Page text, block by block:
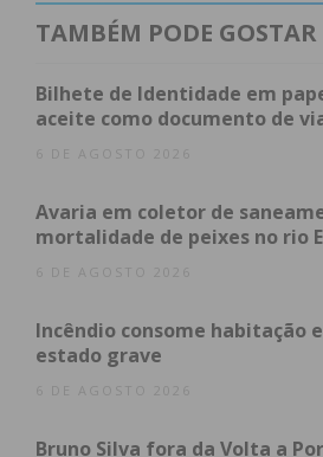
“Policiamento Urbano de
No próximo dia 24, pelas 15h30,
“Policiamento de Eventos
vai ser debatido numa tertúlia
No dia 2 de outubro, às 15h30, o
Multiusos de Paredes acolhe a
Motorizado” e o ciclo termina
horas, no auditório da Casa do
TAMBÉM PODE GOSTAR
Bilhete de Identidade em
aceite como documento de
6 DE AGOSTO 2026
Avaria em coletor de
mortalidade de peixes no rio
6 DE AGOSTO 2026
Incêndio consome habitação
estado grave
6 DE AGOSTO 2026
Bruno Silva fora da Volta a